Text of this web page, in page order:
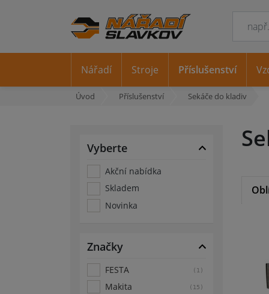
Úvod Příslušenství Sekáče do kladiv
Vyberte
Akční nabídka
Skladem
Novinka
Značky
FESTA (1)
Makita (15)
Nářadí Stroje Příslušenství